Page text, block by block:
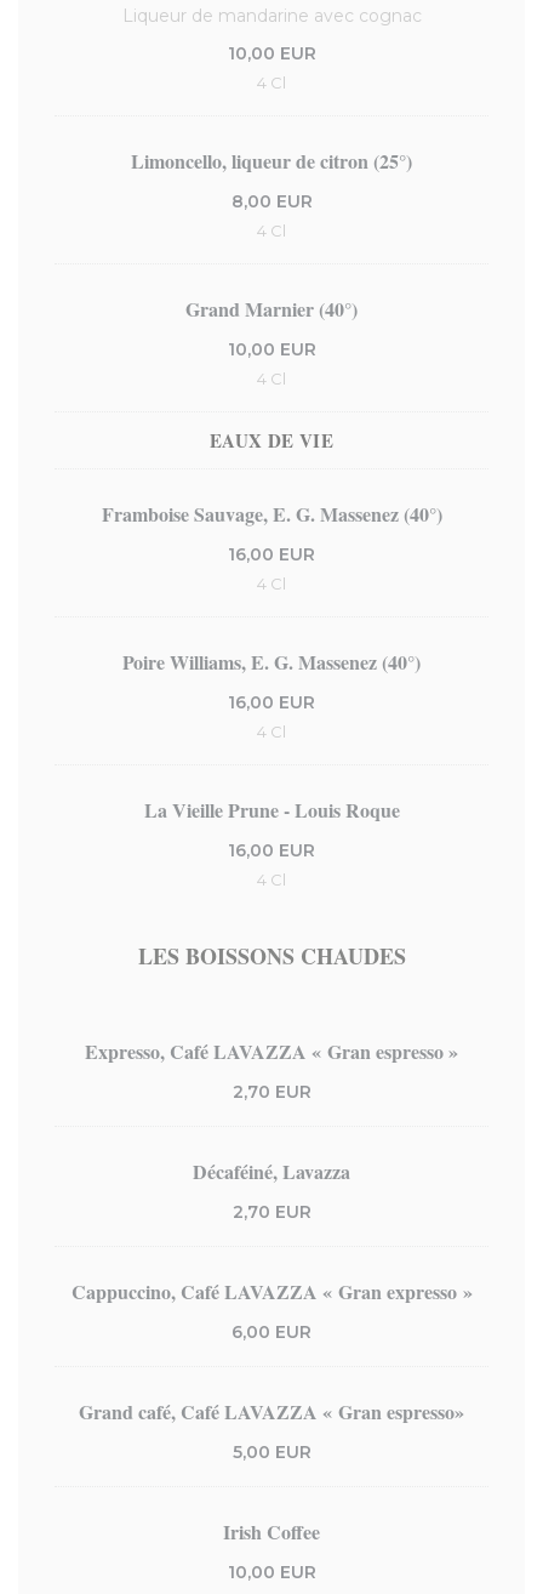
Liqueur de mandarine avec cognac
10,00 EUR
4 Cl
Limoncello, liqueur de citron (25°)
8,00 EUR
4 Cl
Grand Marnier (40°)
10,00 EUR
4 Cl
EAUX DE VIE
Framboise Sauvage, E. G. Massenez (40°)
16,00 EUR
4 Cl
Poire Williams, E. G. Massenez (40°)
16,00 EUR
4 Cl
La Vieille Prune - Louis Roque
16,00 EUR
4 Cl
LES BOISSONS CHAUDES
Expresso, Café LAVAZZA « Gran espresso »
2,70 EUR
Décaféiné, Lavazza
2,70 EUR
Cappuccino, Café LAVAZZA « Gran expresso »
6,00 EUR
Grand café, Café LAVAZZA « Gran espresso»
5,00 EUR
Irish Coffee
10,00 EUR